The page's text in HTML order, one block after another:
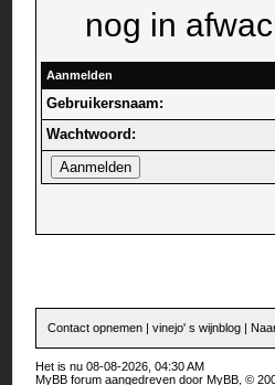
nog in
Aanmelden
Gebruikersnaam:
Wachtwoord:
Contact opnemen |vinejo' s wijnblog |
Het is nu 08-08-2026, 04:30 AM
MyBB forum aangedreven doorMyBB , ©